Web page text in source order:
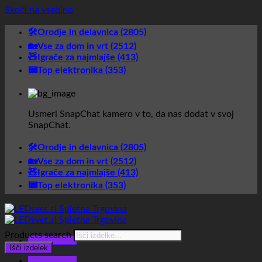
Skoči na vsebino
🛠️Orodje in delavnica (2805)
🏡Vse za dom in vrt (2512)
🧸Igrače za najmlajše (413)
📟Top elektronika (353)
Usmeri SnapChat kamero v to, da nas dodat v svoj
SnapChat.
🛠️Orodje in delavnica (2805)
🏡Vse za dom in vrt (2512)
🧸Igrače za najmlajše (413)
📟Top elektronika (353)
Glavni meni
Products search
Išči izdelek